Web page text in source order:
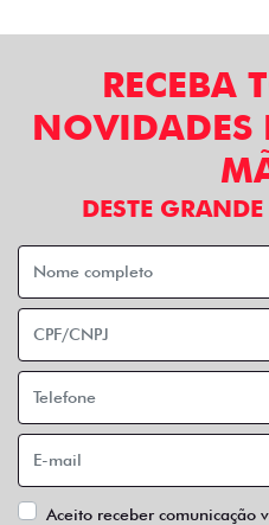
RECEBA
NOVIDADES
DESTE
Aceito receber comunicação